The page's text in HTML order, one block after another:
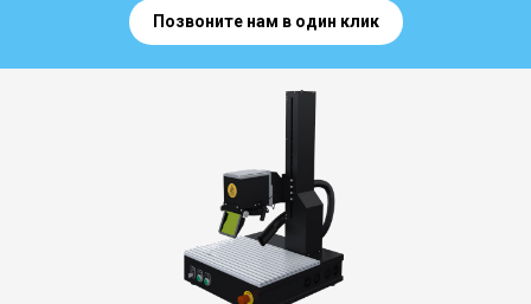
Позвоните нам в один клик